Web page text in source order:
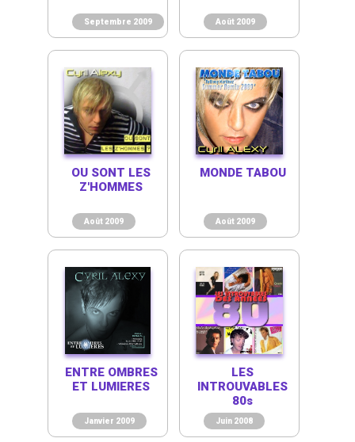
Septembre 2009 Août 2009
Août 2009
OU SONT LES
Z'HOMMES
Août 2009
MONDE TABOU
Janvier 2009
ENTRE OMBRES
ET LUMIERES
Juin 2008
LES
INTROUVABLES
80s